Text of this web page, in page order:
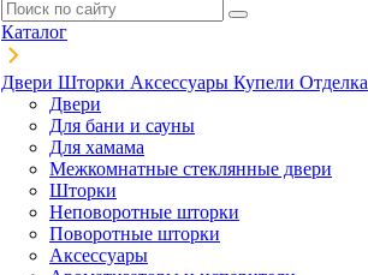
Каталог
Двери Шторки Аксессуары Купели Отделка
Двери
Для бани и сауны
Для хамама
Межкомнатные стеклянные двери
Шторки
Неповоротные шторки
Поворотные шторки
Аксессуары